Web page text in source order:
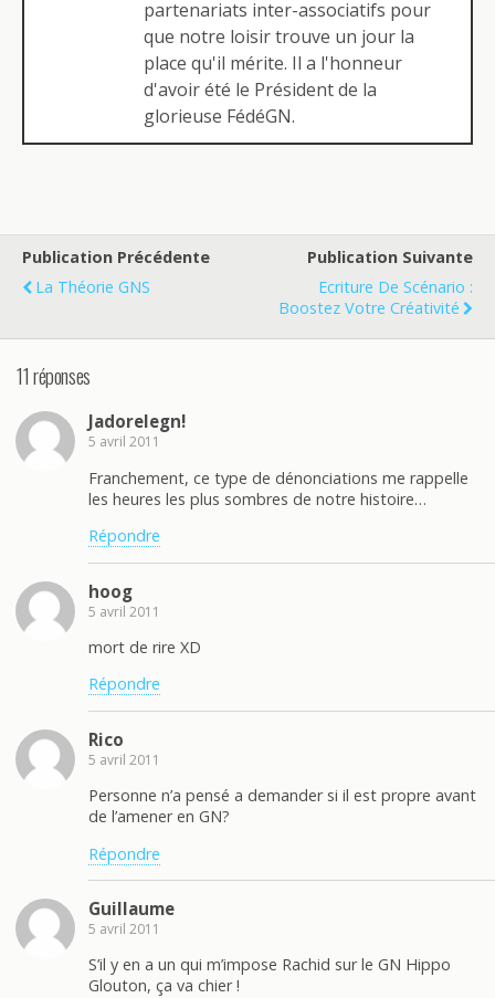
partenariats inter-associatifs pour
que notre loisir trouve un jour la
place qu'il mérite. Il a l'honneur
d'avoir été le Président de la
glorieuse FédéGN.
Publication Précédente
La Théorie GNS
Publication Suivante
Ecriture De Scénario :
Boostez Votre Créativité
11 réponses
Jadorelegn!
5 avril 2011
Franchement, ce type de dénonciations me rappelle
les heures les plus sombres de notre histoire…
Répondre
hoog
5 avril 2011
mort de rire XD
Répondre
Rico
5 avril 2011
Personne n’a pensé a demander si il est propre avant
de l’amener en GN?
Répondre
Guillaume
5 avril 2011
S’il y en a un qui m’impose Rachid sur le GN Hippo
Glouton, ça va chier !